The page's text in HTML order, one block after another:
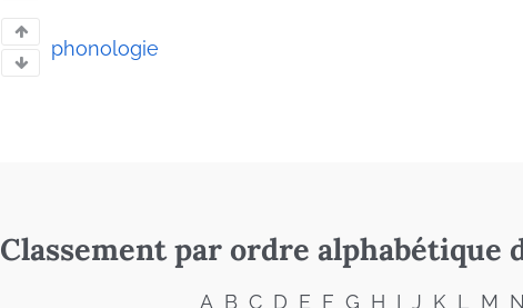
phonologie
Classement par ordre alphabétique
A B C D E F G H I J K L M N